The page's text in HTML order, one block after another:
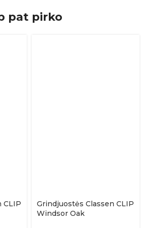
pat pirko
CLIP
Grindjuostės Classen CLIP
Windsor Oak